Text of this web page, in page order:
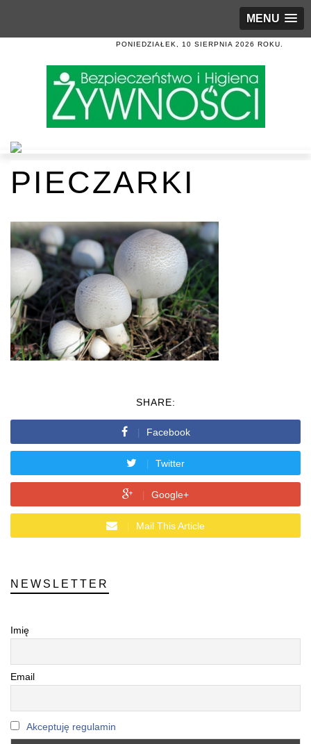
MENU
PONIEDZIAŁEK, 10 SIERPNIA 2026 ROKU.
PIECZARKI
SHARE:
Facebook
Twitter
Google+
Mail This Article
NEWSLETTER
Imię
Email
Akceptuję regulamin